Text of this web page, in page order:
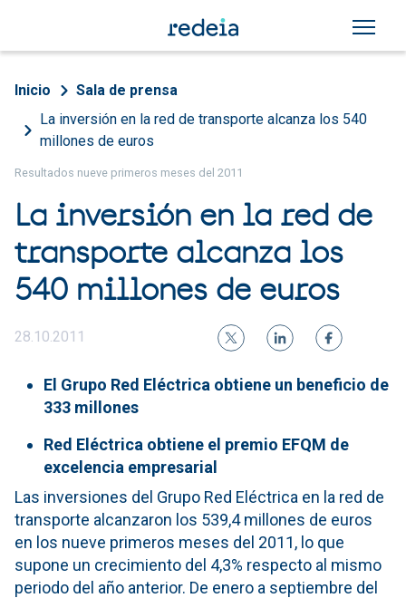
Sobrescribir enlaces de
Inicio
Sala de prensa
La inversión en la red de transporte alcanza los 540
millones de euros
Resultados nueve primeros meses del 2011
La inversión en la red de
transporte alcanza los
540 millones de euros
28.10.2011
El Grupo Red Eléctrica obtiene un beneficio de
333 millones
Red Eléctrica obtiene el premio EFQM de
excelencia empresarial
Las inversiones del Grupo Red Eléctrica en la red de
transporte alcanzaron los 539,4 millones de euros
en los nueve primeros meses del 2011, lo que
supone un crecimiento del 4,3% respecto al mismo
periodo del año anterior. De enero a septiembre del